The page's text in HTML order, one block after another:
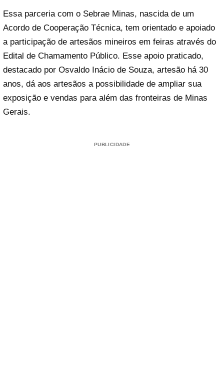
Essa parceria com o Sebrae Minas, nascida de um
Acordo de Cooperação Técnica, tem orientado e apoiado
a participação de artesãos mineiros em feiras através do
Edital de Chamamento Público. Esse apoio praticado,
destacado por Osvaldo Inácio de Souza, artesão há 30
anos, dá aos artesãos a possibilidade de ampliar sua
exposição e vendas para além das fronteiras de Minas
Gerais.
PUBLICIDADE